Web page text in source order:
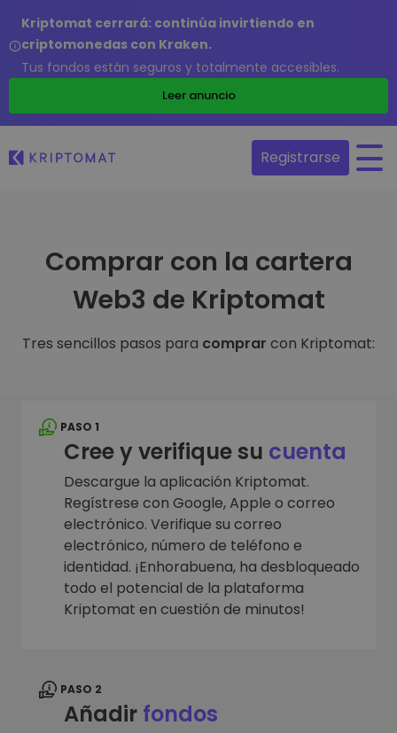
Kriptomat cerrará: continúa invirtiendo en
criptomonedas con Kraken.
Tus fondos están seguros y totalmente accesibles.
Leer anuncio
Registrarse
Comprar con la cartera
Web3 de Kriptomat
Tres sencillos pasos para comprar con Kriptomat:
PASO 1
Cree y verifique su cuenta
Descargue la aplicación Kriptomat.
Regístrese con Google, Apple o correo
electrónico. Verifique su correo
electrónico, número de teléfono e
identidad. ¡Enhorabuena, ha desbloqueado
todo el potencial de la plataforma
Kriptomat en cuestión de minutos!
PASO 2
Añadir fondos